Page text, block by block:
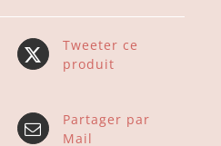
Tweeter ce
produit
Partager par
Mail